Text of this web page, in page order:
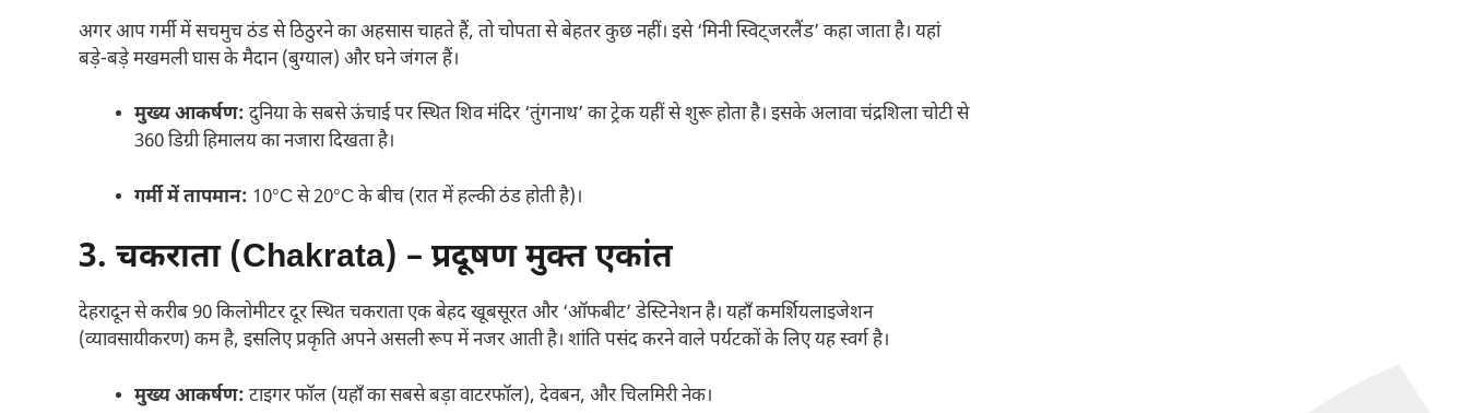
अगर आप गर्मी में सचमुच ठंड से ठिठुरने का अहसास चाहते हैं, तो चोपता से बेहतर कुछ नहीं। इसे ‘मिनी स्विट्जरलैंड’ कहा जाता है। यहां
बड़े-बड़े मखमली घास के मैदान (बुग्याल) और घने जंगल हैं।
मुख्य आकर्षण: दुनिया के सबसे ऊंचाई पर स्थित शिव मंदिर ‘तुंगनाथ’ का ट्रेक यहीं से शुरू होता है। इसके अलावा चंद्रशिला चोटी से
360 डिग्री हिमालय का नजारा दिखता है।
गर्मी में तापमान: 10°C से 20°C के बीच (रात में हल्की ठंड होती है)।
3. चकराता (Chakrata) – प्रदूषण मुक्त एकांत
देहरादून से करीब 90 किलोमीटर दूर स्थित चकराता एक बेहद खूबसूरत और ‘ऑफबीट’ डेस्टिनेशन है। यहाँ कमर्शियलाइजेशन
(व्यावसायीकरण) कम है, इसलिए प्रकृति अपने असली रूप में नजर आती है। शांति पसंद करने वाले पर्यटकों के लिए यह स्वर्ग है।
मुख्य आकर्षण: टाइगर फॉल (यहाँ का सबसे बड़ा वाटरफॉल), देवबन, और चिलमिरी नेक।